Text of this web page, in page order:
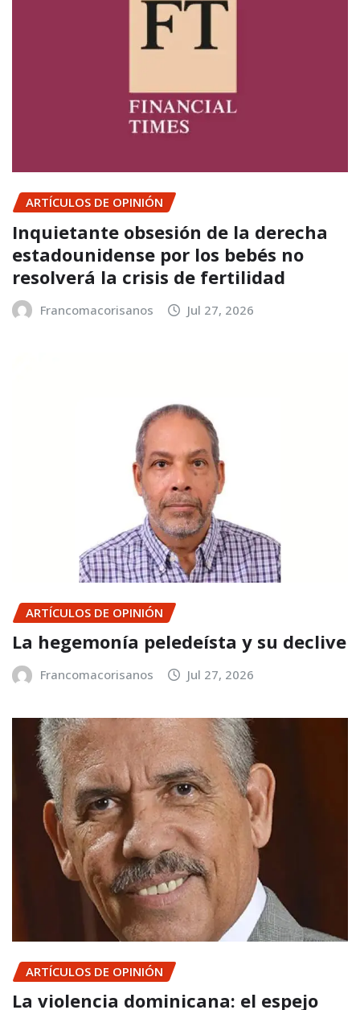
ARTÍCULOS DE OPINIÓN
Inquietante obsesión de la derecha
estadounidense por los bebés no
resolverá la crisis de fertilidad
Francomacorisanos Jul 27, 2026
ARTÍCULOS DE OPINIÓN
La hegemonía peledeísta y su declive
Francomacorisanos Jul 27, 2026
ARTÍCULOS DE OPINIÓN
La violencia dominicana: el espejo